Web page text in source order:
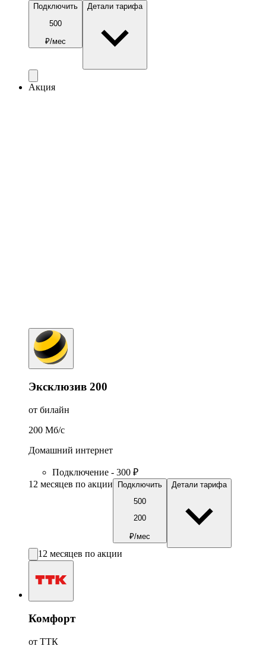
Подключить
500
₽/мес
Детали тарифа
Акция
Эксклюзив 200
от билайн
200 Мб/c
Домашний интернет
Подключение - 300 ₽
12 месяцев по акции
Подключить
500
200
₽/мес
Детали тарифа
12 месяцев по акции
Комфорт
от ТТК